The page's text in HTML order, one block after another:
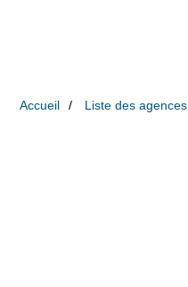
Accueil Liste des agences